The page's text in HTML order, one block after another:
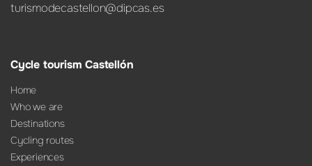
turismodecastellon@dipcas.es
Cycle tourism Castellón
Home
Who we are
Destinations
Cycling routes
Experiences